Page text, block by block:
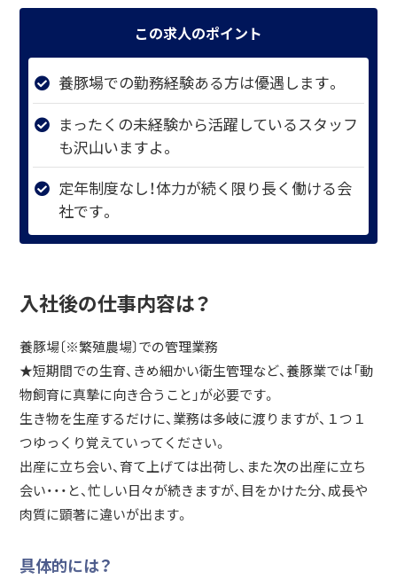
この求人のポイント
養豚場での勤務経験ある方は優遇します。
まったくの未経験から活躍しているスタッフ
も沢山いますよ。
定年制度なし！体力が続く限り長く働ける会
社です。
入社後の仕事内容は？
養豚場〔※繁殖農場〕での管理業務
★短期間での生育、きめ細かい衛生管理など、養豚業では「動
物飼育に真摯に向き合うこと」が必要です。
生き物を生産するだけに、業務は多岐に渡りますが、１つ１
つゆっくり覚えていってください。
出産に立ち会い、育て上げては出荷し、また次の出産に立ち
会い・・・と、忙しい日々が続きますが、目をかけた分、成長や
肉質に顕著に違いが出ます。
具体的には？